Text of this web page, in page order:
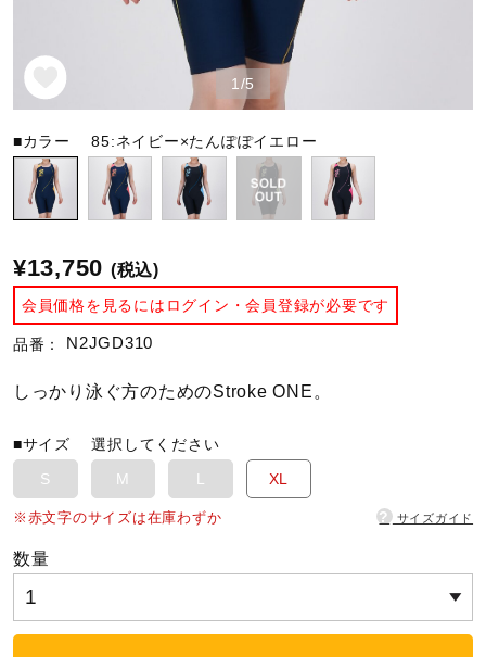
バレーボール
テニス／ソフトテニス
バドミントン
卓球
ソフトボール
1/5
■カラー85:ネイビー×たんぽぽイエロー
¥13,750 (税込)
会員価格を見るにはログイン・会員登録が必要です
品番： N2JGD310
しっかり泳ぐ方のためのStroke ONE。
■サイズ選択してください
S
M L XL
※赤文字のサイズは在庫わずか ? サイズガイド
数量